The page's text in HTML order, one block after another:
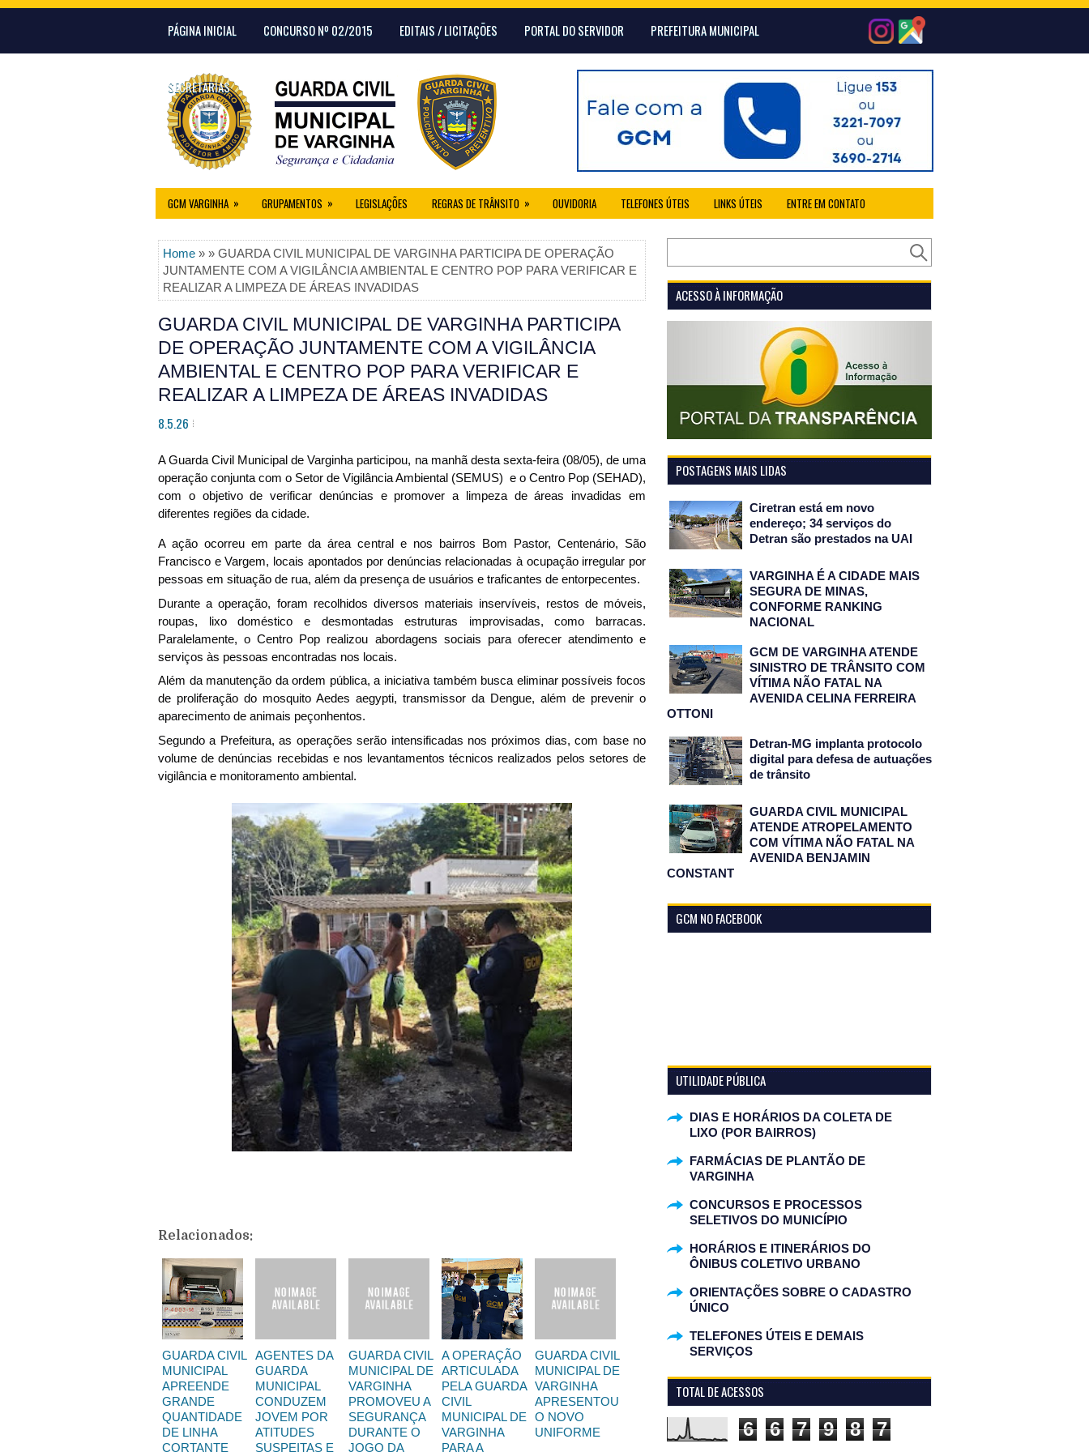
PÁGINA INICIAL CONCURSO Nº 02/2015 EDITAIS / LICITAÇÕES PORTAL DO SERVIDOR PREFEITURA MUNICIPAL
SECRETARIAS
GCM VARGINHA » GRUPAMENTOS » LEGISLAÇÕES REGRAS DE TRÂNSITO » OUVIDORIA TELEFONES ÚTEIS LINKS ÚTEIS ENTRE EM CONTATO
Home » » GUARDA CIVIL MUNICIPAL DE VARGINHA PARTICIPA DE OPERAÇÃO
JUNTAMENTE COM A VIGILÂNCIA AMBIENTAL E CENTRO POP PARA VERIFICAR E
REALIZAR A LIMPEZA DE ÁREAS INVADIDAS
GUARDA CIVIL MUNICIPAL DE VARGINHA PARTICIPA
DE OPERAÇÃO JUNTAMENTE COM A VIGILÂNCIA
AMBIENTAL E CENTRO POP PARA VERIFICAR E
REALIZAR A LIMPEZA DE ÁREAS INVADIDAS
8.5.26
A Guarda Civil Municipal de Varginha participou, na manhã desta sexta-feira (08/05), de uma
operação conjunta com o Setor de Vigilância Ambiental (SEMUS)  e o Centro Pop (SEHAD),
com o objetivo de verificar denúncias e promover a limpeza de áreas invadidas em
diferentes regiões da cidade.
A ação ocorreu em parte da área central e nos bairros Bom Pastor, Centenário, São
Francisco e Vargem, locais apontados por denúncias relacionadas à ocupação irregular por
pessoas em situação de rua, além da presença de usuários e traficantes de entorpecentes.
Durante a operação, foram recolhidos diversos materiais inservíveis, restos de móveis,
roupas, lixo doméstico e desmontadas estruturas improvisadas, como barracas.
Paralelamente, o Centro Pop realizou abordagens sociais para oferecer atendimento e
serviços às pessoas encontradas nos locais.
Além da manutenção da ordem pública, a iniciativa também busca eliminar possíveis focos
de proliferação do mosquito Aedes aegypti, transmissor da Dengue, além de prevenir o
aparecimento de animais peçonhentos.
Segundo a Prefeitura, as operações serão intensificadas nos próximos dias, com base no
volume de denúncias recebidas e nos levantamentos técnicos realizados pelos setores de
vigilância e monitoramento ambiental.
Relacionados:
GUARDA CIVIL
MUNICIPAL
APREENDE
GRANDE
QUANTIDADE
DE LINHA
CORTANTE
AGENTES DA
GUARDA
MUNICIPAL
CONDUZEM
JOVEM POR
ATITUDES
SUSPEITAS E
GUARDA CIVIL
MUNICIPAL DE
VARGINHA
PROMOVEU A
SEGURANÇA
DURANTE O
JOGO DA
A OPERAÇÃO
ARTICULADA
PELA GUARDA
CIVIL
MUNICIPAL DE
VARGINHA
PARA A
GUARDA CIVIL
MUNICIPAL DE
VARGINHA
APRESENTOU
O NOVO
UNIFORME
ACESSO À INFORMAÇÃO
POSTAGENS MAIS LIDAS
Ciretran está em novo
endereço; 34 serviços do
Detran são prestados na UAI
VARGINHA É A CIDADE MAIS
SEGURA DE MINAS,
CONFORME RANKING
NACIONAL
GCM DE VARGINHA ATENDE
SINISTRO DE TRÂNSITO COM
VÍTIMA NÃO FATAL NA
AVENIDA CELINA FERREIRA
OTTONI
Detran-MG implanta protocolo
digital para defesa de autuações
de trânsito
GUARDA CIVIL MUNICIPAL
ATENDE ATROPELAMENTO
COM VÍTIMA NÃO FATAL NA
AVENIDA BENJAMIN
CONSTANT
GCM NO FACEBOOK
UTILIDADE PÚBLICA
DIAS E HORÁRIOS DA COLETA DE
LIXO (POR BAIRROS)
FARMÁCIAS DE PLANTÃO DE
VARGINHA
CONCURSOS E PROCESSOS
SELETIVOS DO MUNICÍPIO
HORÁRIOS E ITINERÁRIOS DO
ÔNIBUS COLETIVO URBANO
ORIENTAÇÕES SOBRE O CADASTRO
ÚNICO
TELEFONES ÚTEIS E DEMAIS
SERVIÇOS
TOTAL DE ACESSOS
6 6 7 9 8 7